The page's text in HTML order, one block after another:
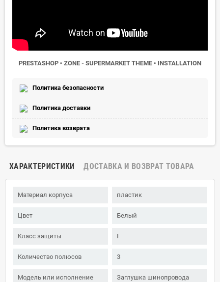
PRESTASHOP • ZONE - SUPERMARKET THEME • INSTALLATION
Политика безопасности
Политика доставки
Политика возврата
ХАРАКТЕРИСТИКИ ДОСТАВКА И ВОЗВРАТ ТОВАРА
Материал корпуса пластик
Цвет Белый
Класс защиты I
Количество полюсов 3
Модель или исполнение Заглушка шинопровода